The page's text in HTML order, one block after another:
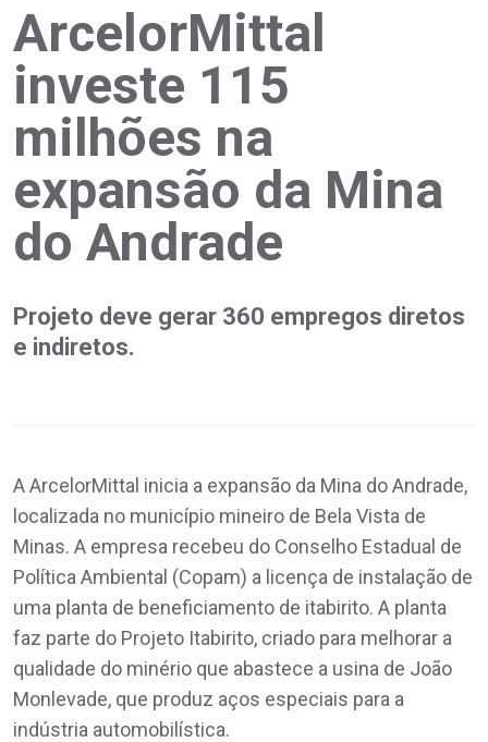
ArcelorMittal
investe 115
milhões na
expansão da Mina
do Andrade
Projeto deve gerar 360 empregos diretos
e indiretos.
A ArcelorMittal inicia a expansão da Mina do Andrade,
localizada no município mineiro de Bela Vista de
Minas. A empresa recebeu do Conselho Estadual de
Política Ambiental (Copam) a licença de instalação de
uma planta de beneficiamento de itabirito. A planta
faz parte do Projeto Itabirito, criado para melhorar a
qualidade do minério que abastece a usina de João
Monlevade, que produz aços especiais para a
indústria automobilística.